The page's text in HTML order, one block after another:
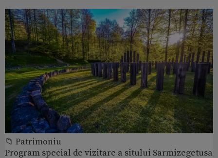
📁 Patrimoniu
Program special de vizitare a sitului Sarmizegetusa